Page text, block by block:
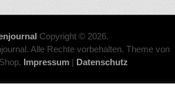
Copyright © 2026.
Alle Rechte vorbehalten. Theme von
Impressum| Datenschutz